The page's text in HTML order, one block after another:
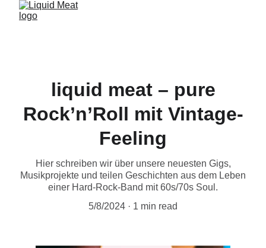
liquid meat – pure
Rock’n’Roll mit Vintage-
Feeling
Hier schreiben wir über unsere neuesten Gigs,
Musikprojekte und teilen Geschichten aus dem Leben
einer Hard-Rock-Band mit 60s/70s Soul.
5/8/2024
1 min read